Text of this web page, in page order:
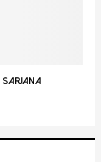
Sarjana